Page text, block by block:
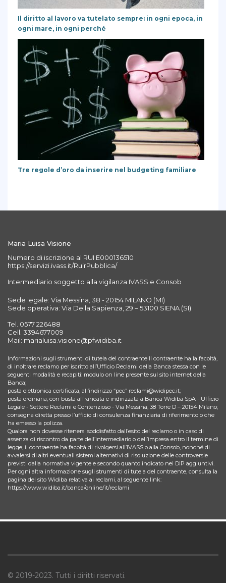
Il diritto al lavoro va tutelato sempre: in ogni epoca, in
ogni mare, in ogni perché
Tre regole d’oro da inserire nel budgeting familiare
Maria Luisa Visione
Numero di iscrizione al RUI E000136510
https://servizi.ivass.it/RuirPubblica/
Intermediario soggetto alla vigilanza IVASS e Consob
Sede legale: Via Messina, 38 - 20154 MILANO (MI)
Sede operativa: Via Della Sapienza, 29 – 53100 SIENA (SI)
Tel. 0577 226488
Cell. 3394677009
Mail: marialuisa.visione@pfwidiba.it
Informazioni sugli strumenti di tutela del contraente Il contraente ha la facoltà,
di inoltrare reclamo per iscritto all’Ufficio Reclami della Banca stessa con le
seguenti modalità e recapiti: modulo on line presente sul sito internet della
Banca;
posta elettronica certificata, all’indirizzo “pec” reclami@widipec.it;
posta ordinaria, con busta affrancata e indirizzata a Banca Widiba SpA - Ufficio
Legale - Settore Reclami e Contenzioso - Via Messina, 38 Torre D – 20154 Milano;
consegna diretta presso l’ufficio di consulenza finanziaria di riferimento o che
ha emesso la polizza.
Qualora non dovesse ritenersi soddisfatto dall’esito del reclamo o in caso di
assenza di riscontro da parte dell’intermediario o dell’impresa entro il termine di
legge, il contraente ha facoltà di rivolgersi all’IVASS o alla Consob, nonché di
avvalersi di altri eventuali sistemi alternativi di risoluzione delle controversie
previsti dalla normativa vigente e secondo quanto indicato nei DIP aggiuntivi.
Per ogni altra informazione sugli strumenti di tutela del contraente, consulta la
pagina del sito Widiba relativa ai reclami, al seguente link:
https://www.widiba.it/banca/online/it/reclami
© 2019-2023. Tutti i diritti riservati.